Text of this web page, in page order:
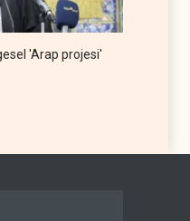
'Arap projesi'